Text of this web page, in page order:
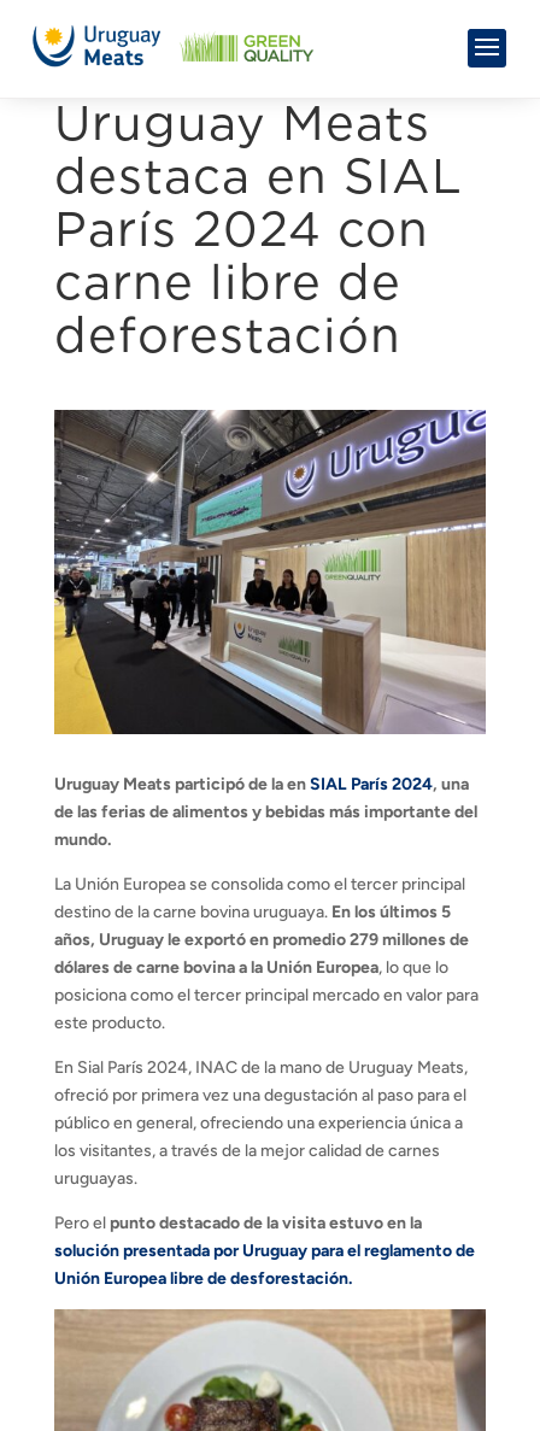
Uruguay Meats
destaca en SIAL
París 2024 con
carne libre de
deforestación
Uruguay Meats participó de la enSIAL París 2024, una
de las ferias de alimentos y bebidas más importante del
mundo.
La Unión Europea se consolida como el tercer principal
destino de la carne bovina uruguaya. En los últimos 5
años, Uruguay le exportó en promedio 279 millones de
dólares de carne bovina a la Unión Europea, lo que lo
posiciona como el tercer principal mercado en valor para
este producto.
En Sial París 2024, INAC de la mano de Uruguay Meats,
ofreció por primera vez una degustación al paso para el
público en general, ofreciendo una experiencia única a
los visitantes, a través de la mejor calidad de carnes
uruguayas.
Pero el punto destacado de la visita estuvo en la
solución presentada por Uruguay para el reglamento de
Unión Europea libre de desforestación.